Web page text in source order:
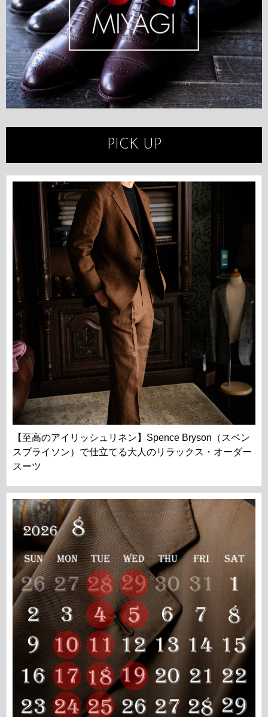
PICK UP
【至高のアイリッシュリネン】Spence Bryson（スペン
スブライソン）で仕立てる大人のリラックス・オーダー
スーツ